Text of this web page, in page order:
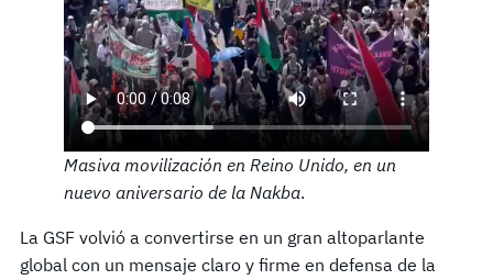
Masiva movilización en Reino Unido, en un
nuevo aniversario de la Nakba.
La GSF volvió a convertirse en un gran altoparlante
global con un mensaje claro y firme en defensa de la